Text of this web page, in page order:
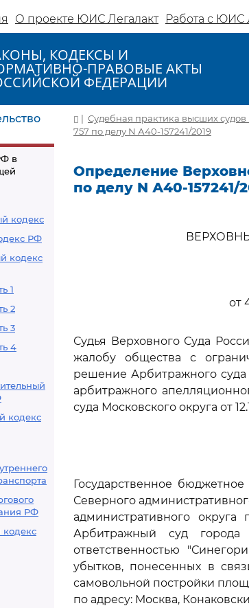
О проекте ЮИС Легалакт Работа с ЮИС
КОДЕКСЫ И
ПРАВОВЫЕ АКТЫ
ФЕДЕРАЦИИ
в
кодекс
РФ
кодекс
1
2
3
4
кодекс
РФ
| Судебная практика высших
757 по делу N А40-157241/2019
Определение
по делу N А40-157241/
от
Судья Верховного Суда
жалобу общества с
решение Арбитражного суда
арбитражного
суда Московского округа от
Государственное
Северного
административного
Арбитражный суд
ответственностью
убытков, понесенных в
самовольной постройки
по адресу: Москва,